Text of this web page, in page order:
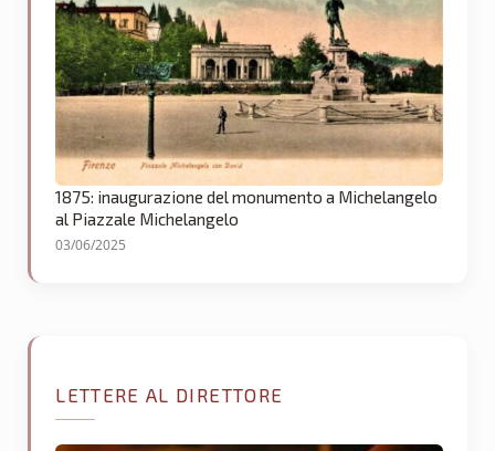
1875: inaugurazione del monumento a Michelangelo
al Piazzale Michelangelo
03/06/2025
LETTERE AL DIRETTORE